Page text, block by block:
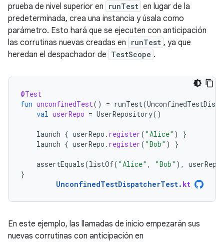
prueba de nivel superior en
runTest en lugar de la
predeterminada, crea una instancia y úsala como
parámetro. Esto hará que se ejecuten con anticipación
las corrutinas nuevas creadas en
runTest , ya que
heredan el despachador de TestScope .
@Test
fun unconfinedTest() = runTest(
val userRepo = UserRepository()
launch { userRepo . register( "Alice" )
}
launch { userRepo . register( "Bob" ) }
assertEquals(listOf( "Alice" , "Bob" ), userRepo
}
UnconfinedTestDispatcherTest. kt
En este ejemplo, las llamadas de inicio empezarán sus
nuevas corrutinas con anticipación en